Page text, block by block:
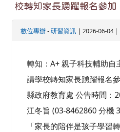
校轉知家長踴躍報名參加
數位專辦-研習資訊 | 2026-06-04 |
轉知：A+ 親子科技輔助自
請學校轉知家長踴躍報名
縣政府教育處 公告時間：
江冬旨 (03-8462860 分機
「家長的陪伴是孩子學習